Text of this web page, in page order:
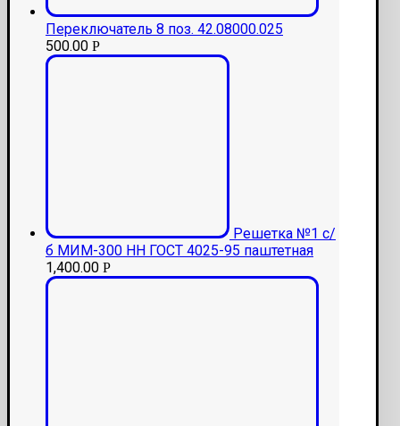
Переключатель 8 поз. 42.08000.025
500.00 Р
Решетка №1 с/
б МИМ-300 НН ГОСТ 4025-95 паштетная
1,400.00 Р